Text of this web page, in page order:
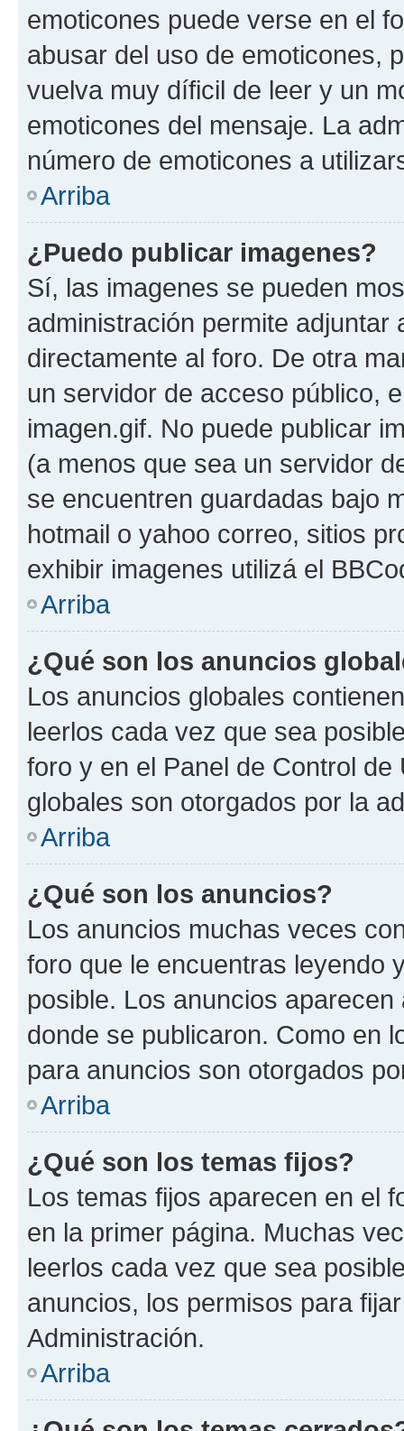
emoticones puede verse en el
abusar del uso de emoticones,
vuelva muy díficil de leer y un
emoticones del mensaje. La
número de emoticones a
Arriba
¿Puedo publicar imagenes?
Sí, las imagenes se pueden
administración permite
directamente al foro. De otra
un servidor de acceso público,
imagen.gif. No puede publicar
(a menos que sea un servidor
se encuentren guardadas bajo
hotmail o yahoo correo, sitios
exhibir imagenes utilizá el
Arriba
¿Qué son los anuncios
Los anuncios globales
leerlos cada vez que sea
foro y en el Panel de Control
globales son otorgados por la
Arriba
¿Qué son los anuncios?
Los anuncios muchas veces
foro que le encuentras leyendo
posible. Los anuncios
donde se publicaron. Como en
para anuncios son otorgados
Arriba
¿Qué son los temas fijos?
Los temas fijos aparecen en el
en la primer página. Muchas
leerlos cada vez que sea
anuncios, los permisos para
Administración.
Arriba